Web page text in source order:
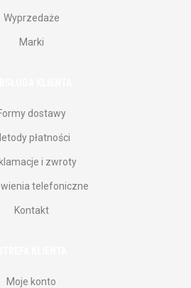
Wyprzedaże
Marki
dostawy
płatności
i zwroty
telefoniczne
Kontakt
Moje konto